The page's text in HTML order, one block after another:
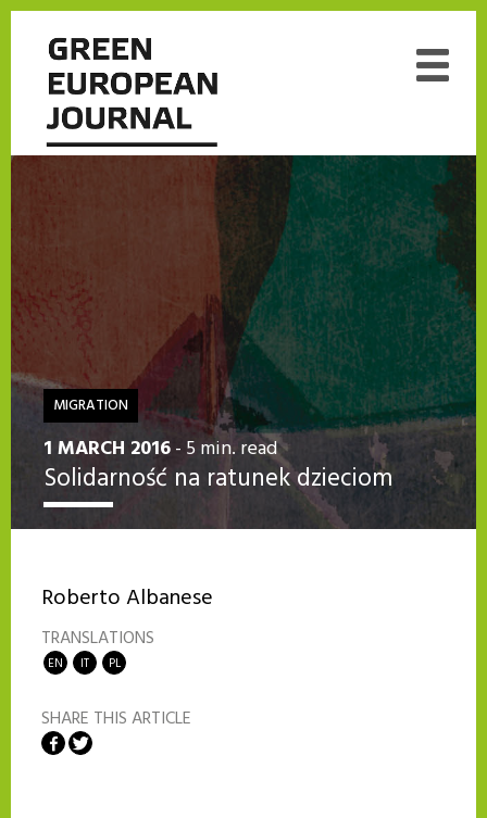
MIGRATION
1 MARCH 2016- 5 min. read
Solidarność na ratunek dzieciom
Roberto Albanese
TRANSLATIONS
EN IT PL
SHARE THIS ARTICLE
Share on Facebook
Share on Twitter